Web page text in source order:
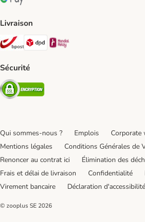
Google Pay Payment Method
Livraison
Bpost Shipping Method
DPD Shipping Method
Sécurité
Security
Qui sommes-nous ? Emplois
Corporate
Mentions légales
Conditions Générales de
Renoncer au contrat ici
Élimination des
Frais et délai de livraison
Confidentialité
Virement bancaire
Déclaration d'accessibilité
© zooplus SE 2026